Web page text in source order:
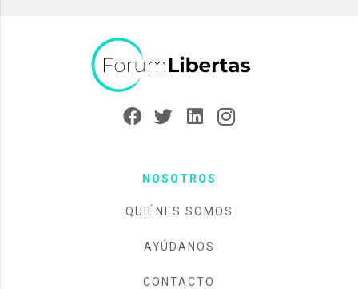
NOSOTROS
QUIÉNES SOMOS
AYÚDANOS
CONTACTO